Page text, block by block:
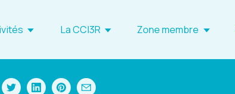
La CCI3R Zone membre